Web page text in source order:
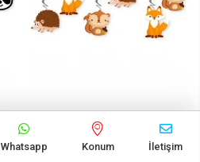
Woodland Temalı Tavan Süs
(6 Adet)
Whatsapp Konum İletişim